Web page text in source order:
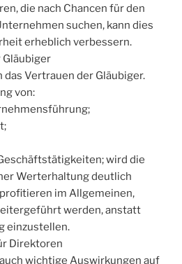
die nach Chancen für den
suchen, kann dies
erheblich verbessern.
das Vertrauen der Gläubiger.
von:
wird die
Werterhaltung deutlich
im Allgemeinen,
werden, anstatt
einzustellen.
Direktoren
wichtige Auswirkungen auf